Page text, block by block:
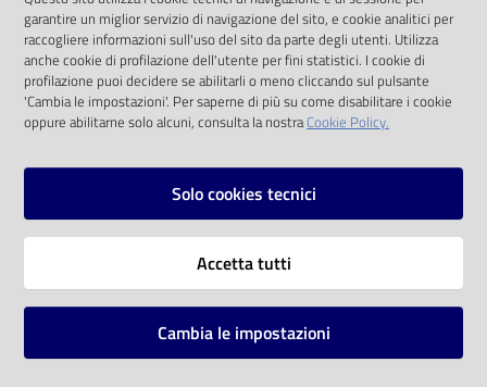
Eventi
Chiedi al
bibliotecario
solo alle condizioni previste dalla direttiva
comunitaria 2003/98/CE e dal d.lgs. 36/2006
SOCIAL
Instagram
Vai alla pagina
Mappa del sito
garantire un miglior servizio di navigazione del sito, e cookie analitici per
raccogliere informazioni sull'uso del sito da parte degli utenti. Utilizza
anche cookie di profilazione dell'utente per fini statistici. I cookie di
profilazione puoi decidere se abilitarli o meno cliccando sul pulsante
'Cambia le impostazioni'. Per saperne di più su come disabilitare i cookie
oppure abilitarne solo alcuni, consulta la nostraCookie Policy.
Solo cookies tecnici
Accetta tutti
Cambia le impostazioni